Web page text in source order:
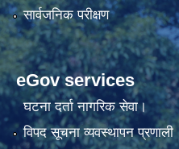
सार्वजनिक परीक्षण
eGov services
घटना दर्ता नागरिक सेवा।
विपद सूचना व्यवस्थापन प्रणाली